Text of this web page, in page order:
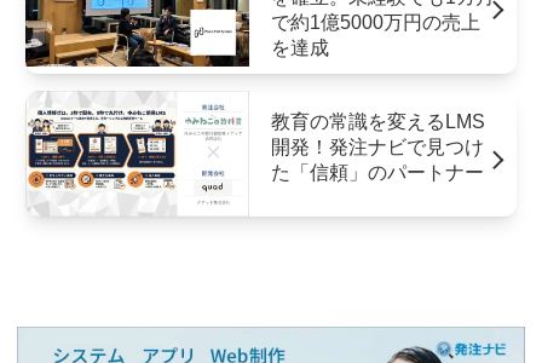
で約1億5000万円の売上
を達成
教育の常識を変えるLMS
開発！発注ナビで見つけ
た「信頼」のパートナー